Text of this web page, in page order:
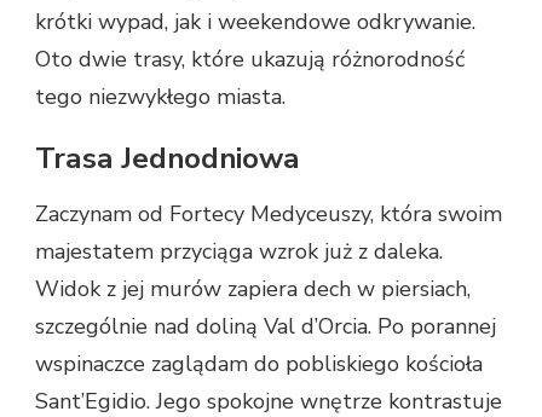
krótki wypad, jak i weekendowe odkrywanie.
Oto dwie trasy, które ukazują różnorodność
tego niezwykłego miasta.
Trasa Jednodniowa
Zaczynam od Fortecy Medyceuszy, która swoim
majestatem przyciąga wzrok już z daleka.
Widok z jej murów zapiera dech w piersiach,
szczególnie nad doliną Val d’Orcia. Po porannej
wspinaczce zaglądam do pobliskiego kościoła
Sant’Egidio. Jego spokojne wnętrze kontrastuje